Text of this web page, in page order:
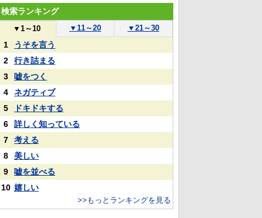
検索ランキング
▼ 1～10 ▼ 11～20 ▼ 21～30
1
うそを言う
2
行き詰まる
3
嘘をつく
4
ネガティブ
5
ドキドキする
6
詳しく知っている
7
考える
8
美しい
9
嘘を並べる
10 嬉しい
>>もっとランキングを見る